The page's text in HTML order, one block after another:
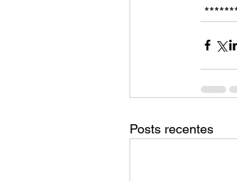
Posts recentes